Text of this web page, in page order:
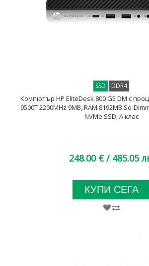
SSD DDR4
Компютър HP EliteDesk 800 G5 DM с
9500T 2200MHz 9MB, RAM 8192MB So-
NVMe SSD, A клас
248.00 € / 485.05
КУПИ СЕГА